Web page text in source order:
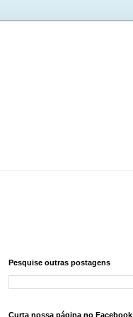
Pesquise outras postagens
Curta nossa página no Facebook